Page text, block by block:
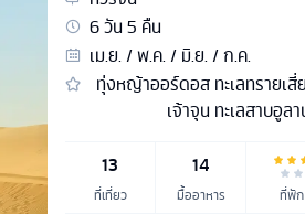
6วัน5 คืน
เม.ย. / พ.ค. / มิ.ย. / ก.ค.
ทุ่งหญ้าออร์ดอส ทะเลทรายเสี่
เจ้าจุน ทะเลสาบอูล
13
ที่เที่ยว
14
มื้ออาหาร ที่พัก